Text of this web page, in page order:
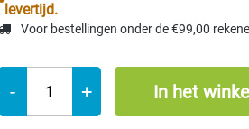
levertijd.
Voor bestellingen onder de €99,00
- + In het